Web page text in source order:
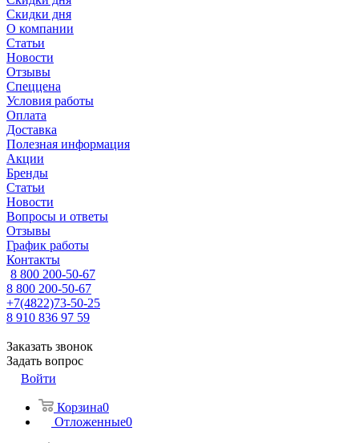
Скидки дня
О компании
Статьи
Новости
Отзывы
Спеццена
Условия работы
Оплата
Доставка
Полезная информация
Акции
Бренды
Статьи
Новости
Вопросы и ответы
Отзывы
График работы
Контакты
8 800 200-50-67
8 800 200-50-67
+7(4822)73-50-25
8 910 836 97 59
Заказать звонок
Задать вопрос
Войти
Корзина0
Отложенные0